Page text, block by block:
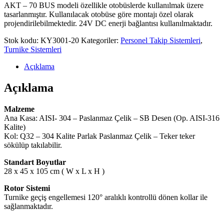
AKT – 70 BUS modeli özellikle otobüslerde kullanılmak üzere
tasarlanmıştır. Kullanılacak otobüse göre montajı özel olarak
projendirilebilmektedir. 24V DC enerji bağlantısı kullanılmaktadır.
Stok kodu: KY3001-20 Kategoriler: Personel Takip Sistemleri,
Turnike Sistemleri
Açıklama
Açıklama
Malzeme
Ana Kasa: AISI- 304 – Paslanmaz Çelik – SB Desen (Op. AISI-316
Kalite)
Kol: Q32 – 304 Kalite Parlak Paslanmaz Çelik – Teker teker
sökülüp takılabilir.
Standart Boyutlar
28 x 45 x 105 cm ( W x L x H )
Rotor Sistemi
Turnike geçiş engellemesi 120° aralıklı kontrollü dönen kollar ile
sağlanmaktadır.